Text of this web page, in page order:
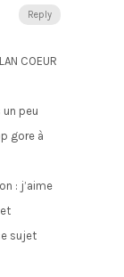
Reply
COEUR
un peu
gore à
: j’aime
sujet